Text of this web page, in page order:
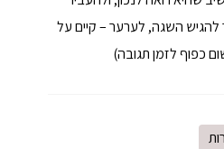
להגיש השגה, לערער – קיים על
כפוף לזמן תגובה)